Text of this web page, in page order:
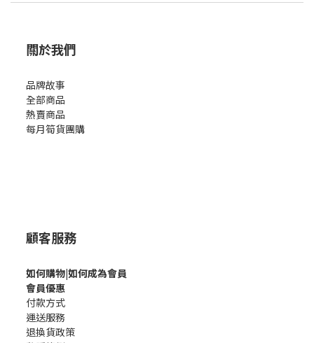
關於我們
品牌故事
全部商品
熱賣商品
每月筍貨團購
顧客服務
如何購物|如何成為會員
會員優惠
付款方式
運送服務
退換貨政策